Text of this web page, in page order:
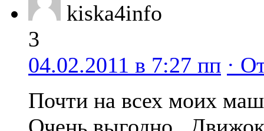
kiska4info
3
04.02.2011 в 7:27 пп ·
Почти на всех моих